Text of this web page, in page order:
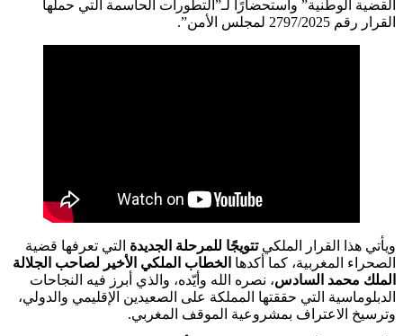
القضية الوطنية” واستحضارًا لـ”التطورات الحاسمة التي حملها
القرار رقم 2797/2025 لمجلس الأمن”.
ويأتي هذا القرار الملكيتتويجًا للمرحلة الجديدة التي تعرفها قضية
الصحراء المغربية، كما أكدها الخطاب الملكي الأخير لصاحب الجلالة
الملك محمد السادس، نصره الله وأيّده، والذي أبرز فيه النجاحات
الدبلوماسية التي حققتها المملكة على الصعيدين الإقليمي والدولي،
وترسيخ الاعتراف بمشروعية الموقف المغربي.